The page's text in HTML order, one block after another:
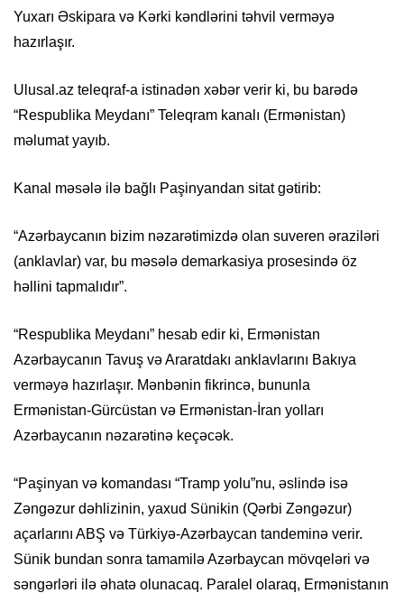
Yuxarı Əskipara və Kərki kəndlərini təhvil verməyə
hazırlaşır.
Ulusal.az teleqraf-a istinadən xəbər verir ki, bu barədə
“Respublika Meydanı” Teleqram kanalı (Ermənistan)
məlumat yayıb.
Kanal məsələ ilə bağlı Paşinyandan sitat gətirib:
“Azərbaycanın bizim nəzarətimizdə olan suveren əraziləri
(anklavlar) var, bu məsələ demarkasiya prosesində öz
həllini tapmalıdır”.
“Respublika Meydanı” hesab edir ki, Ermənistan
Azərbaycanın Tavuş və Araratdakı anklavlarını Bakıya
verməyə hazırlaşır. Mənbənin fikrincə, bununla
Ermənistan-Gürcüstan və Ermənistan-İran yolları
Azərbaycanın nəzarətinə keçəcək.
“Paşinyan və komandası “Tramp yolu”nu, əslində isə
Zəngəzur dəhlizinin, yaxud Sünikin (Qərbi Zəngəzur)
açarlarını ABŞ və Türkiyə-Azərbaycan tandeminə verir.
Sünik bundan sonra tamamilə Azərbaycan mövqeləri və
səngərləri ilə əhatə olunacaq. Paralel olaraq, Ermənistanın